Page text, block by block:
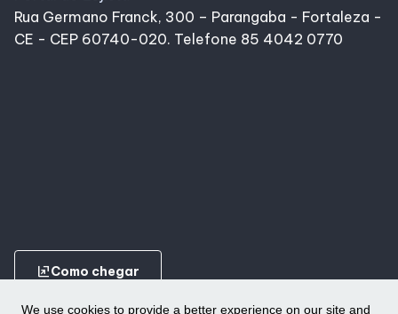
We use cookies to provide a better experience on our site and
Rua Germano Franck, 300 – Parangaba - Fortaleza -
CE - CEP 60740-020. Telefone 85 4042 0770
ungroupComo chegar